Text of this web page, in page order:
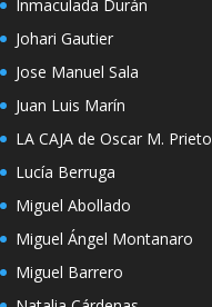
Inmaculada Durán
Johari Gautier
Jose Manuel Sala
Juan Luis Marín
LA CAJA de Oscar M. Prieto
Lucía Berruga
Miguel Abollado
Miguel Ángel Montanaro
Miguel Barrero